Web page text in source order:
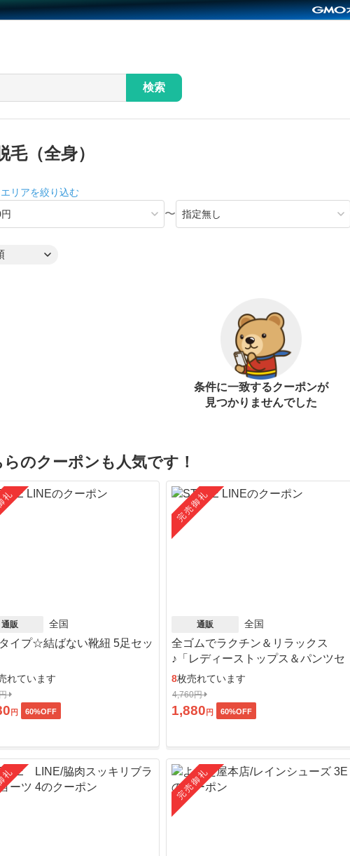
検索
毛（全身）
エリアを絞り込む
〜
条件に一致するクーポンが
見つかりませんでした
らのクーポンも人気です！
通販 全国
イプ☆結ばない靴紐 5足セッ
れています
円 60%OFF
完売御礼
通販 全国
全ゴムでラクチン＆リラックス
♪「レディーストップス＆パンツセ
ット」
8枚売れています
4,760円
1,880 円 60%OFF
完売御礼